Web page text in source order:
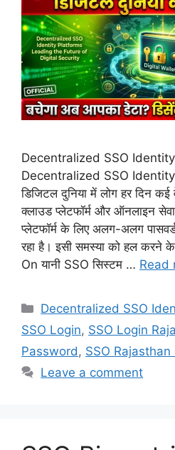
Decentralized SSO
Decentralized SSO
डिजिटल दुनिया में लोग हर दिन कई
क्लाउड प्लेटफॉर्म और ऑनलाइन
प्लेटफॉर्म के लिए अलग-अलग
रहा है। इसी समस्या को हल करने
On यानी SSO सिस्टम … Read
Categories
Decentralized SSO
SSO Login, SSO Login
Password, SSO
Leave a comment